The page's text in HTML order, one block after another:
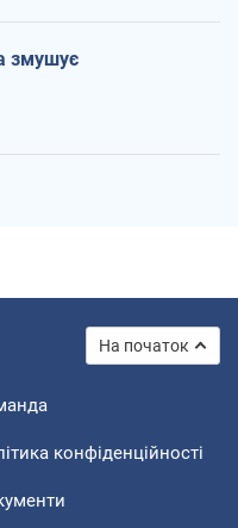
змушує
На початок
конфіденційності